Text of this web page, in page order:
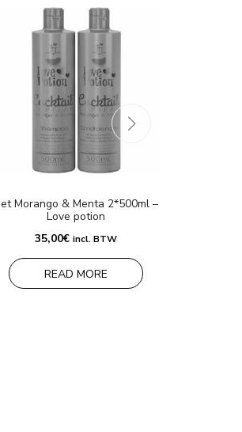
Morango & Menta 2*500ml –
Love potion
35,00€ incl. BTW
READ MORE